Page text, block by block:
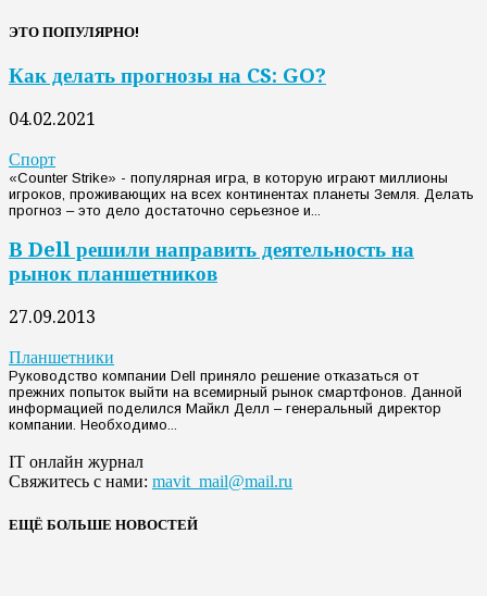
ЭТО ПОПУЛЯРНО!
Как делать прогнозы на CS: GO?
04.02.2021
Спорт
«Counter Strike» - популярная игра, в которую играют миллионы
игроков, проживающих на всех континентах планеты Земля. Делать
прогноз – это дело достаточно серьезное и...
В Dell решили направить деятельность на
рынок планшетников
27.09.2013
Планшетники
Руководство компании Dell приняло решение отказаться от
прежних попыток выйти на всемирный рынок смартфонов. Данной
информацией поделился Майкл Делл – генеральный директор
компании. Необходимо...
IT онлайн журнал
Свяжитесь с нами: mavit_mail@mail.ru
ЕЩЁ БОЛЬШЕ НОВОСТЕЙ